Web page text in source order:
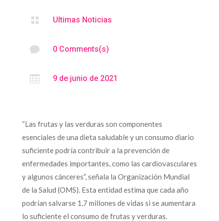
 Ultimas Noticias
 0 Comments(s)
 9 de junio de 2021
“Las frutas y las verduras son componentes
esenciales de una dieta saludable y un consumo diario
suficiente podría contribuir a la prevención de
enfermedades importantes, como las cardiovasculares
y algunos cánceres”, señala la Organización Mundial
de la Salud (OMS). Esta entidad estima que cada año
podrían salvarse 1,7 millones de vidas si se aumentara
lo suficiente el consumo de frutas y verduras.